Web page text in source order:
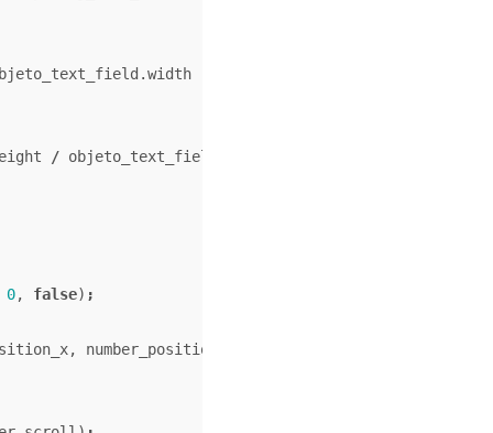
.width
/ objeto_text_field
0, false) ;
, number_position_y